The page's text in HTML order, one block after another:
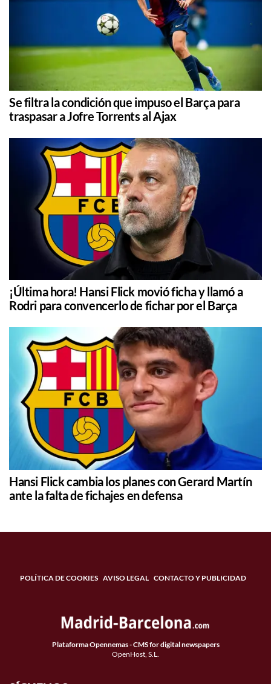
Se filtra la condición que impuso el Barça para
traspasar a Jofre Torrents al Ajax
¡Última hora! Hansi Flick movió ficha y llamó a
Rodri para convencerlo de fichar por el Barça
Hansi Flick cambia los planes con Gerard Martín
ante la falta de fichajes en defensa
POLÍTICA DE COOKIES AVISO LEGAL CONTACTO Y PUBLICIDAD
Plataforma Opennemas - CMS for digital newspapers
OpenHost, S.L.